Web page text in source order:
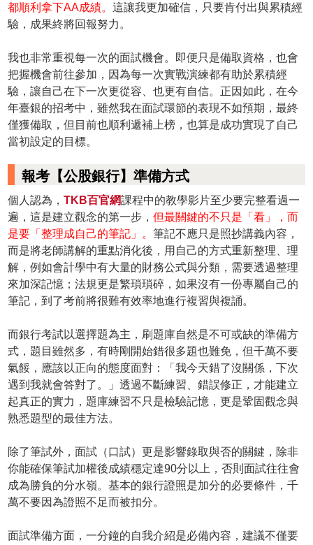
都順利拿下AA成績。這讓我更加確信，只要肯付出與累積經
驗，成果終將回報努力。
我也非常重視每一次的面試機會。即便只是備取資格，也會
把握機會前往參加，因為每一次實戰演練都有助於累積經
驗，讓自己在下一次更從容、也更有自信。正因如此，在今
年臺銀的招考中，雖然我在面試環節的表現不如預期，最終
僅獲備取，但目前也順利遞補上榜，也算是成功實現了自己
當初設定的目標。
報考【公股銀行】準備方式
個人認為，TKB百官網課程中的教學影片至少要完整看過一
遍，這是建立觀念的第一步，但最關鍵的不只是「看」，而
是要「整理成自己的筆記」。筆記不應只是照抄講義內容，
而是將老師講解的重點消化後，用自己的方式重新整理、理
解，例如會計學中有大量的財務公式與分類，需要透過整理
來加深記憶；法規更是繁瑣瑣碎，如果沒有一份專屬自己的
筆記，到了考前將很難有效率地進行複習與複誦。
而銀行考試以選擇題為主，刷題庫自然是不可或缺的準備方
式，題目雖然多，有時剛開始錯很多題也難免，但千萬不要
氣餒，應該以正向的態度面對：「我今天錯了沒關係，下次
遇到我就會答對了。」透過不斷練習、錯誤修正，才能建立
起真正的實力，題庫練習不只是檢驗記憶，更是鞏固觀念與
熟悉題型的最佳方法。
除了筆試外，面試（口試）更是影響錄取與否的關鍵，除非
你能確保筆試加權後成績穩定達90分以上，否則面試往往會
成為勝負的分水嶺。基本的銀行證照是加分的必要條件，千
萬不要因為證照不足而被扣分。
面試準備方面，一分鐘的自我介紹是必備內容，建議不僅要